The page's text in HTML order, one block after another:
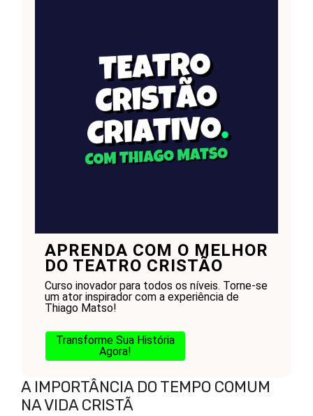
APRENDA COM O MELHOR
DO TEATRO CRISTÃO
Curso inovador para todos os níveis. Torne-se
um ator inspirador com a experiência de
Thiago Matso!
Transforme Sua História
Agora!
A IMPORTÂNCIA DO TEMPO COMUM
NA VIDA CRISTÃ